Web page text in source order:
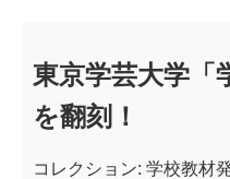
東京学芸大学「
を翻刻！
コレクション: 学校教材